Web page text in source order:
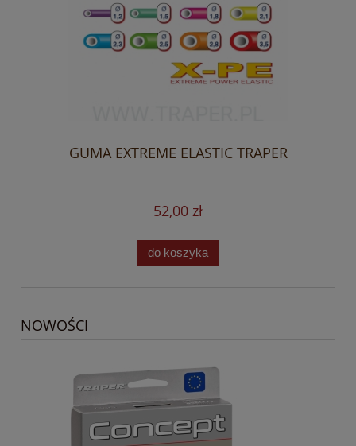
GUMA EXTREME ELASTIC TRAPER
52,00 zł
do koszyka
NOWOŚCI